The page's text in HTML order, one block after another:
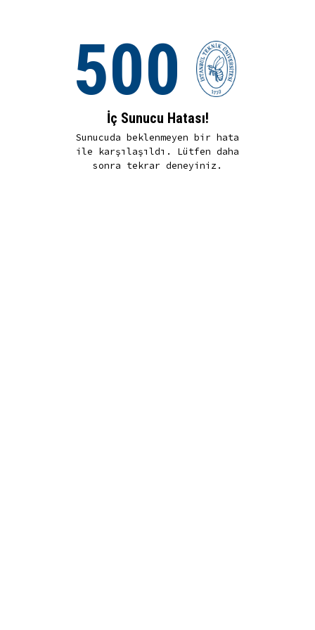
500
İç Sunucu Hatası!
Sunucuda beklenmeyen bir hata
ile karşılaşıldı. Lütfen daha
sonra tekrar deneyiniz.